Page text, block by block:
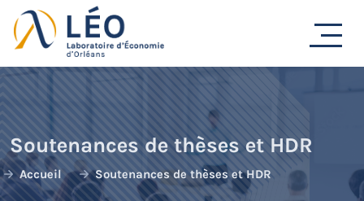
Passer
au
contenu
Soutenances de thèses et HDR
Accueil Soutenances de thèses et HDR